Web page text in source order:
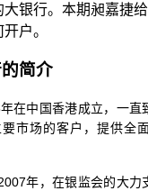
大银行。本期昶嘉捷
户。
简介
在中国香港成立，一直
市场的客户，提供全
年，在银监会的大力